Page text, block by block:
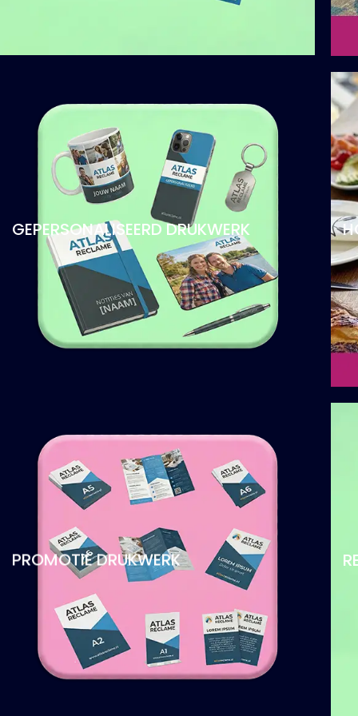
GEPERSONALISEERD DRUKWERK
PROMOTIE DRUKWERK